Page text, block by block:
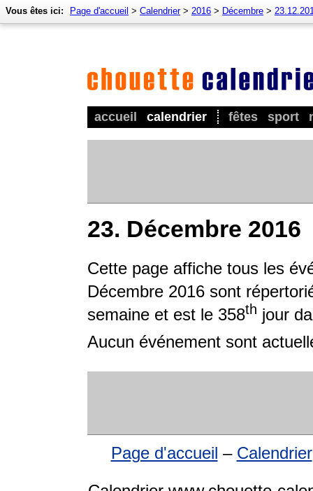
accueil calendrier fêtes sport
Vous êtes ici: Page d'accueil > Calendrier> 2016 > Décembre >
23. Décembre 2016
Cette page affiche tous les
Décembre 2016 sont
semaine et est le 358th jour
Aucun événement sont
Page d'accueil – Calendrier